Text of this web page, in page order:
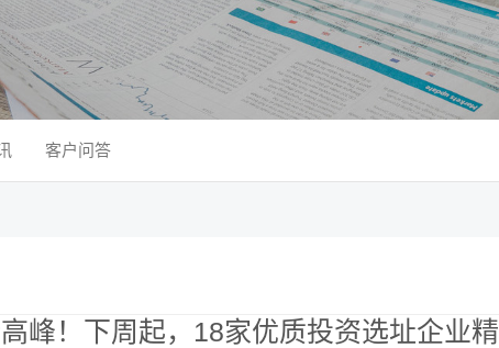
客户问答
峰！下周起，18家优质投资选址企业